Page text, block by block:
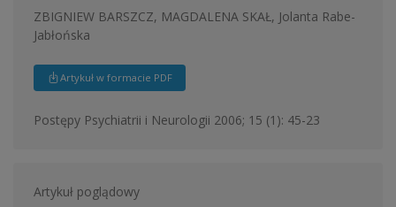
ZBIGNIEW BARSZCZ, MAGDALENA SKAŁ, Jolanta Rabe-
Jabłońska
Artykuł w formacie PDF
Postępy Psychiatrii i Neurologii 2006; 15 (1): 45-23
Artykuł poglądowy